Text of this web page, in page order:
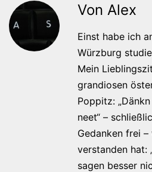
Von Alex
Einst habe ich
Würzburg
Mein
grandiosen
Poppitz:
neet“ –
Gedanken frei
verstanden hat:
sagen besser